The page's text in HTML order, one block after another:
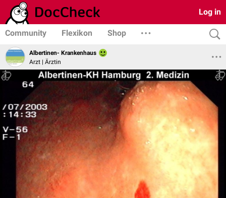
Log in
Community Flexikon Shop
Albertinen- Krankenhaus
Arzt | Ärztin